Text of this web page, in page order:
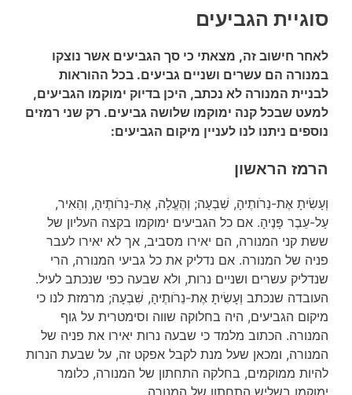
סוגיית הגביעים
לאחר חישוב זה, מצאתי כי סך הגביעים אשר נוצקו
במנורה הם עשרים ושניים גביעים. בכל ההוראות
לבניית המנורה לא נכתב, היכן בדיוק ימוקמו הגביעים,
למעט שבכל קנה ימוקמו שלושה גביעים. רק שני רמזים
נוספים ניתנו לנו לעניין מיקום הגביעים:
הרמז הראשון
וְעָשִׂיתָ אֶת-נֵרֹותֶיהָ, שִׁבְעָה; וְהֶעֱלָה, אֶת-נֵרֹותֶיהָ, וְהֵאִיר,
עַל-עֵבֶר פָּנֶיהָ. אם כל הגביעים ימוקמו בקצה העליון של
ששת קני המנורה, הם יאירו מסביב, אך לא יאירו לעבר
פניה של המנורה. אם נדליק את כל גביעי המנורה, הרי
שנדליק עשרים ושניים נרות, ולא שבעה כפי שנכתב לעיל.
העובדה שנכתב וְעָשִׂיתָ אֶת-נֵרֹותֶיהָ, שִׁבְעָה; מרמזת לנו כי
מיקום הגביעים, היה בחלוקה שווה וסימטרית על גוף
המנורה. הכתוב מלמד כי שבעה נרות יאירו את פניה של
המנורה, ומכאן שעל מנת לקבל אפקט זה, על שבעת הנרות
להיות ממוקמים, בחלקה התחתון של המנורה, כלומר